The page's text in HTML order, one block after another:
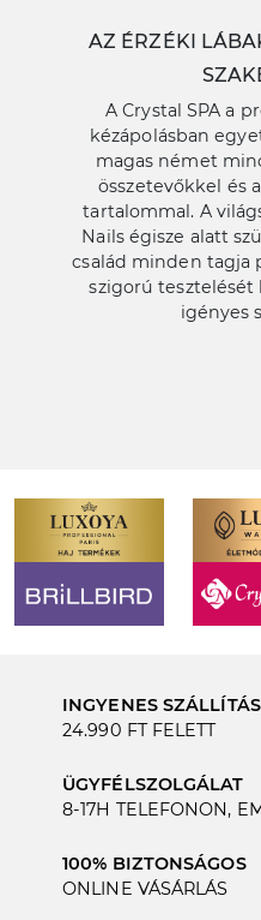
AZ ÉRZÉKI
A Crystal SPA a
kézápolásban
magas német
összetevőkkel és
tartalommal. A
Nails égisze alatt
család minden
szigorú
igényes
INGYENES SZÁLLÍTÁS
24.990 FT FELETT
ÜGYFÉLSZOLGÁLAT
8-17H TELEFONON,
100% BIZTONSÁGOS
ONLINE VÁSÁRLÁS